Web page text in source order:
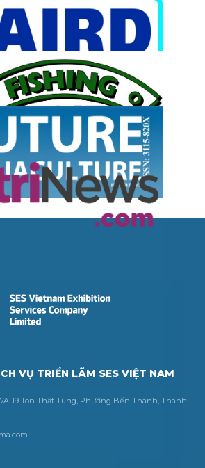
VỤ TRIỂN LÃM SES VIỆT NAM
19 Tôn Thất Tùng, Phường Bến Thành, Thành